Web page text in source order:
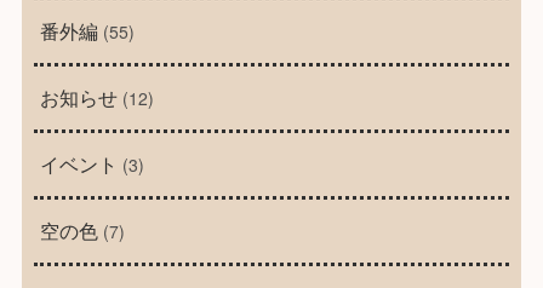
番外編 (55)
お知らせ(12)
イベント (3)
空の色(7)